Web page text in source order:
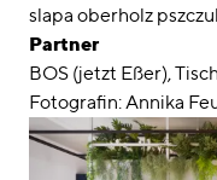
slapa oberholz
Partner
BOS (jetzt Eßer),
Fotografin: Annika